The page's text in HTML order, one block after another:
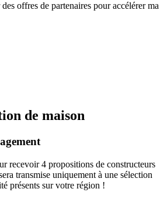
offres de partenaires pour accélérer ma
de maison
recevoir 4 propositions de constructeurs
transmise uniquement à une sélection
présents sur votre région !